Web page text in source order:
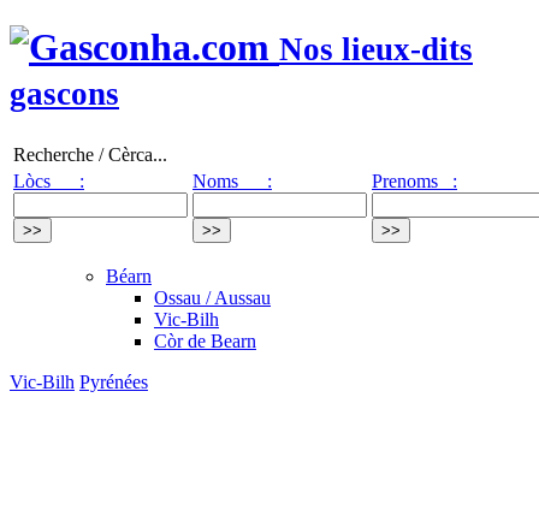
Nos lieux-dits
gascons
Recherche / Cèrca...
Lòcs :
Noms : Prenoms :
Béarn
Ossau / Aussau
Vic-Bilh
Còr de Bearn
Vic-Bilh Pyrénées